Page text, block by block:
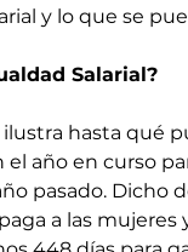
y lo que se
Salarial?
hasta qué
año en curso
pasado. Dicho
a las mujeres